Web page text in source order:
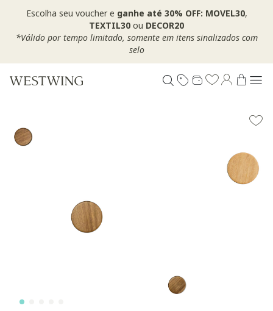
Escolha seu voucher e ganhe até 30% OFF: MOVEL30,
TEXTIL30 ou DECOR20
*Válido por tempo limitado, somente em itens sinalizados com
selo